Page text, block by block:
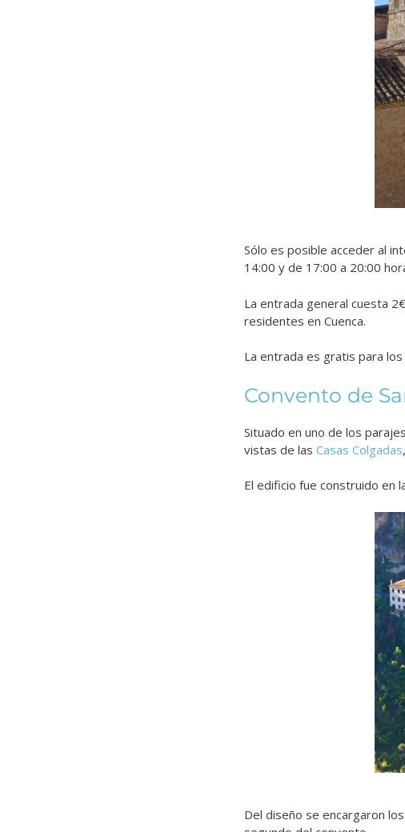
Sólo es posible acceder al
14:00 y de 17:00 a 20:00
La entrada general cuesta
residentes en Cuenca.
La entrada es gratis para
Convento de
Situado en uno de los
vistas de las Casas Colgadas
El edificio fue construido en
Del diseño se encargaron